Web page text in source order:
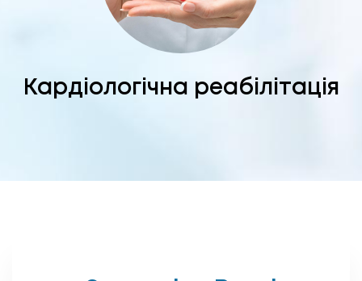
Кардіологічна реабілітація